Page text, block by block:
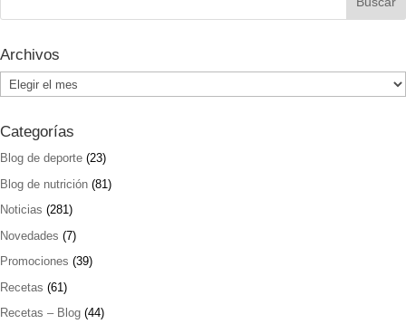
Archivos
Archivos
Categorías
Blog de deporte (23)
Blog de nutrición (81)
Noticias (281)
Novedades (7)
Promociones (39)
Recetas (61)
Recetas – Blog (44)